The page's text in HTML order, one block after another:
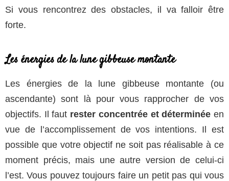
Si vous rencontrez des obstacles, il va falloir être
forte.
Les énergies de la lune gibbeuse montante
Les énergies de la lune gibbeuse montante (ou
ascendante) sont là pour vous rapprocher de vos
objectifs. Il faut rester concentrée et déterminée en
vue de l’accomplissement de vos intentions. Il est
possible que votre objectif ne soit pas réalisable à ce
moment précis, mais une autre version de celui-ci
l’est. Vous pouvez toujours faire un petit pas qui vous